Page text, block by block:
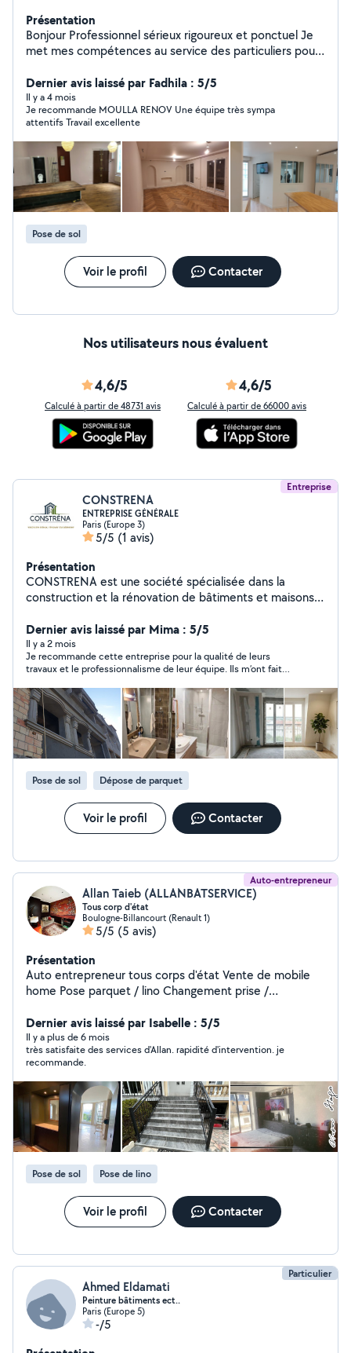
Présentation
Bonjour Professionnel sérieux rigoureux et ponctuel Je
met mes compétences au service des particuliers pour
Organisé et soigneur ,je veille à fournir un travail de
qualité réaliste dans les délais convenus Disponible et
réactif je reste à votre disposition Cordialement
MOULLA RÉNOV
Dernier avis laissé par Fadhila : 5/5
Il y a 4 mois
Je recommande MOULLA RENOV Une équipe très sympa
attentifs Travail excellente
Pose de sol
Voir le profil Contacter
Nos utilisateurs nous évaluent
4,6/5
Calculé à partir de 48731 avis
4,6/5
Calculé à partir de 66000 avis
Entreprise
CONSTRENA
ENTREPRISE GÉNÉRALE
Paris (Europe 3)
5/5 (1 avis)
Présentation
CONSTRENA est une société spécialisée dans la
construction et la rénovation de bâtiments et maisons,
professionnels et collectivités dans leurs projets, avec
une approche clé en main : de la conception à la
réalisation, en passant par le suivi de chantier. Notre
objectif : garantir la qualité, la sécurité et la satisfaction
totale de nos clients. Nos domaines d'intervention
Construction neuve : maisons individuelles, extensions,
bâtiments professionnels. Rénovation complète :
appartements, maisons, bureaux, commerces.
Aménagement intérieur & extérieur : cuisines, salles de
bain, terrasses, façades, isolation. Travaux tous corps
d'état : Maçonnerie Gros oeuvre Électricité Plomberie
Menuiserie Peinture & revêtements Toiture &
couverture Choisir CONSTRENA, c'est choisir un
partenaire fiable qui place la qualité, la transparence et
Dernier avis laissé par Mima : 5/5
Il y a 2 mois
Je recommande cette entreprise pour la qualité de leurs
travaux et le professionnalisme de leur équipe. Ils m’ont fait
démolition au finition en fournitures et pose. Je me suis
occupée de rien, j’ai juste récupéré mes clés à la date de
livraison. Concernant les prix ils sont très arrangeants.
Pose de sol Dépose de parquet
Voir le profil Contacter
Auto-entrepreneur
Allan Taieb (ALLANBATSERVICE)
Tous corp d'état
Boulogne-Billancourt (Renault 1)
5/5 (5 avis)
Présentation
Auto entrepreneur tous corps d'état Vente de mobile
home Pose parquet / lino Changement prise /
Démolition Maçonnerie Peinture / papier peint
Menuiserie Carrelage Placo Terrassement bois
Paysagiste Pose et création d'enseigne
Dernier avis laissé par Isabelle : 5/5
Il y a plus de 6 mois
très satisfaite des services d'Allan. rapidité d'intervention. je
recommande.
Pose de sol Pose de lino
Voir le profil Contacter
Particulier
Ahmed Eldamati
Peinture bâtiments ect..
Paris (Europe 5)
-/5